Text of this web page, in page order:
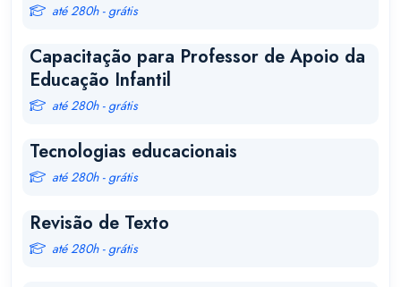
até 280h - grátis
Capacitação para Professor de Apoio da
Educação Infantil
até 280h - grátis
Tecnologias educacionais
até 280h - grátis
Revisão de Texto
até 280h - grátis